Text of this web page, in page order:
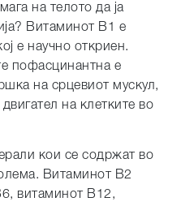
на телото да ја
Витаминот B1 е
е научно откриен.
пофасцинантна е
на срцевиот мускул,
на клетките во
кои се содржат во
Витаминот B2
витаминот B12,